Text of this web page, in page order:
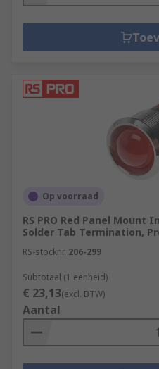
Op voorraad
RS PRO Red Panel Mount
Solder Tab Termination,
RS-stocknr. 206-299
Subtotaal (1 eenheid)
€ 23,13(excl. BTW)
Aantal